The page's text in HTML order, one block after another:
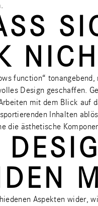
function“
Design geschaffen.
mit dem Blick
Inhalten
die ästhetische
Aspekten wider,